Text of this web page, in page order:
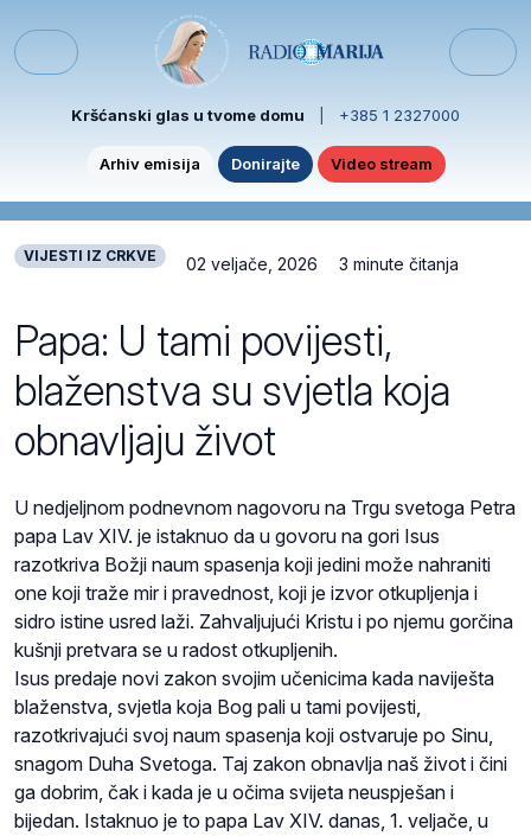
Menu
Kršćanski glas u tvome domu +385 1 2327000
Arhiv emisija Donirajte Video stream
VIJESTI IZ CRKVE 02 veljače, 2026 3 minute čitanja
Papa: U tami povijesti,
blaženstva su svjetla koja
obnavljaju život
U nedjeljnom podnevnom nagovoru na Trgu svetoga Petra
papa Lav XIV. je istaknuo da u govoru na gori Isus
razotkriva Božji naum spasenja koji jedini može nahraniti
one koji traže mir i pravednost, koji je izvor otkupljenja i
sidro istine usred laži. Zahvaljujući Kristu i po njemu gorčina
kušnji pretvara se u radost otkupljenih.
Isus predaje novi zakon svojim učenicima kada naviješta
blaženstva, svjetla koja Bog pali u tami povijesti,
razotkrivajući svoj naum spasenja koji ostvaruje po Sinu,
snagom Duha Svetoga. Taj zakon obnavlja naš život i čini
ga dobrim, čak i kada je u očima svijeta neuspješan i
bijedan. Istaknuo je to papa Lav XIV. danas, 1. veljače, u